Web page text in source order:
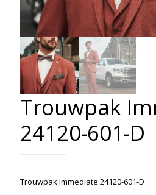
Trouwpak
24120-601-D
Trouwpak Immediate 24120-601-D